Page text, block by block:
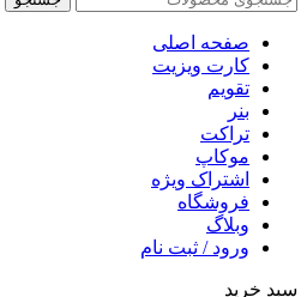
صفحه اصلی
کارت ویزیت
تقویم
بنر
تراکت
موکاپ
اشتراک ویژه
فروشگاه
وبلاگ
ورود / ثبت نام
سبد خرید